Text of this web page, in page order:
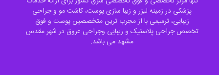
پزشکی در زمینه لیزر و زیبا سازی پوست، کاشت مو و جراحی
زیبایی، ترمیمی با از مجرب ترین متخصصین پوست و فوق
تخصص جراحی پلاستیک و زیبایی وجراحی عروق در شهر مقدس
مشهد می باشد.